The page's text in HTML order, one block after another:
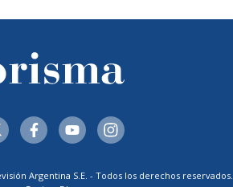
Argentina S.E. - Todos los derechos reservados.